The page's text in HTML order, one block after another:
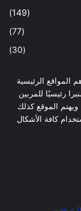
(149)
(77)
(30)
المواقع الرئيسية
رئيسيًا للمربين
ويهتم الموقع كذلك
كافة الأشكال